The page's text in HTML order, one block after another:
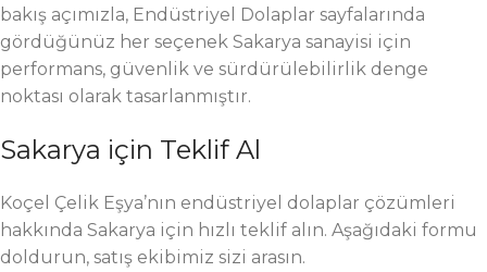
bakış açımızla, Endüstriyel Dolaplar sayfalarında
gördüğünüz her seçenek Sakarya sanayisi için
performans, güvenlik ve sürdürülebilirlik denge
noktası olarak tasarlanmıştır.
Sakarya için Teklif Al
Koçel Çelik Eşya’nın endüstriyel dolaplar çözümleri
hakkında Sakarya için hızlı teklif alın. Aşağıdaki formu
doldurun, satış ekibimiz sizi arasın.